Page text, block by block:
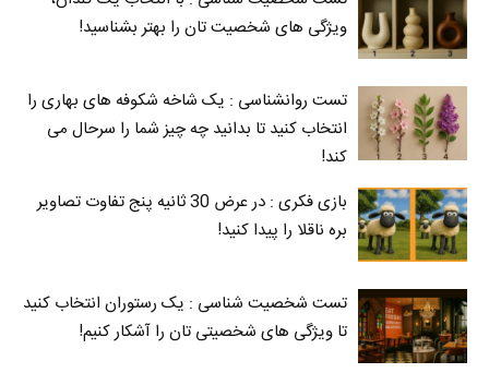
ویژگی های شخصیت تان را بهتر بشناسید!
تست روانشناسی : یک شاخه شکوفه های بهاری را
انتخاب کنید تا بدانید چه چیز شما را سرحال می‌
کند!
بازی فکری : در عرض 30 ثانیه پنج تفاوت تصاویر
بره ناقلا را پیدا کنید!
تست شخصیت شناسی : یک رستوران انتخاب کنید
تا ویژگی های شخصیتی تان را آشکار کنیم!